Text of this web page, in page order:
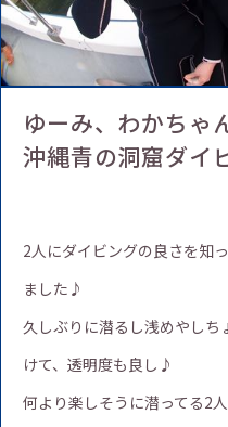
ゆーみ、わかちゃ
沖縄青の洞窟ダイ
2人にダイビングの良さを知
ました♪
久しぶりに潜るし浅めやし
けて、透明度も良し♪
何より楽しそうに潜ってる2